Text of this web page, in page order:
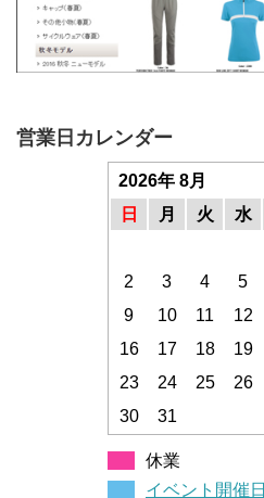
営業日カレンダー
2026年 8月
日
月 火 水
2
3 4 5
9
10 11 12
16
17 18 19
23
24 25 26
30
31
休業
イベント開催日